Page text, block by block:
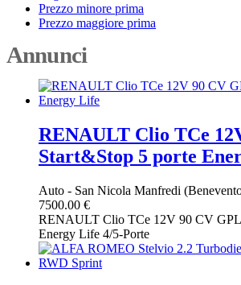
Prezzo minore prima
Prezzo maggiore prima
Annunci
RENAULT Clio TCe
Start&Stop 5 porte
Auto - San Nicola Manfredi
7500.00 €
RENAULT Clio TCe 12V 90 CV GPL
Energy Life 4/5-Porte